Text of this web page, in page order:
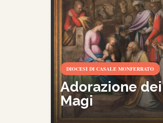
DIOCESI DI CASALE MONFERRATO
Adorazione dei
Magi